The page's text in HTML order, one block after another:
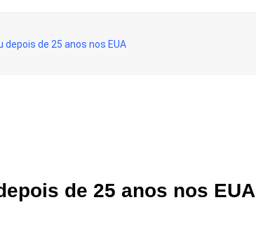
depois de 25 anos nos EUA
de 25 anos nos EUA